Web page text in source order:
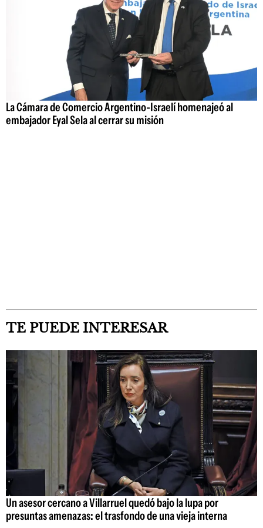
La Cámara de Comercio Argentino-Israelí homenajeó al
embajador Eyal Sela al cerrar su misión
TE PUEDE INTERESAR
Un asesor cercano a Villarruel quedó bajo la lupa por
presuntas amenazas: el trasfondo de una vieja interna